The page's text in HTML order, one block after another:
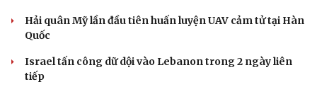
Hải quân Mỹ lần đầu tiên huấn luyện UAV cảm tử tại Hàn
Quốc
Israel tấn công dữ dội vào Lebanon trong 2 ngày liên
tiếp